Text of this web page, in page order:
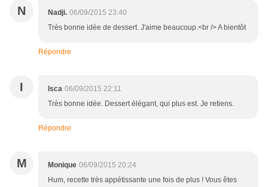
N Nadji. 06/09/2015 23:40
Très bonne idée de dessert. J'aime beaucoup.<br /> A bientôt
Répondre
I Isca 06/09/2015 22:11
Très bonne idée. Dessert élégant, qui plus est. Je retiens.
Répondre
M Monique 06/09/2015 20:24
Hum, recette très appétissante une fois de plus ! Vous êtes